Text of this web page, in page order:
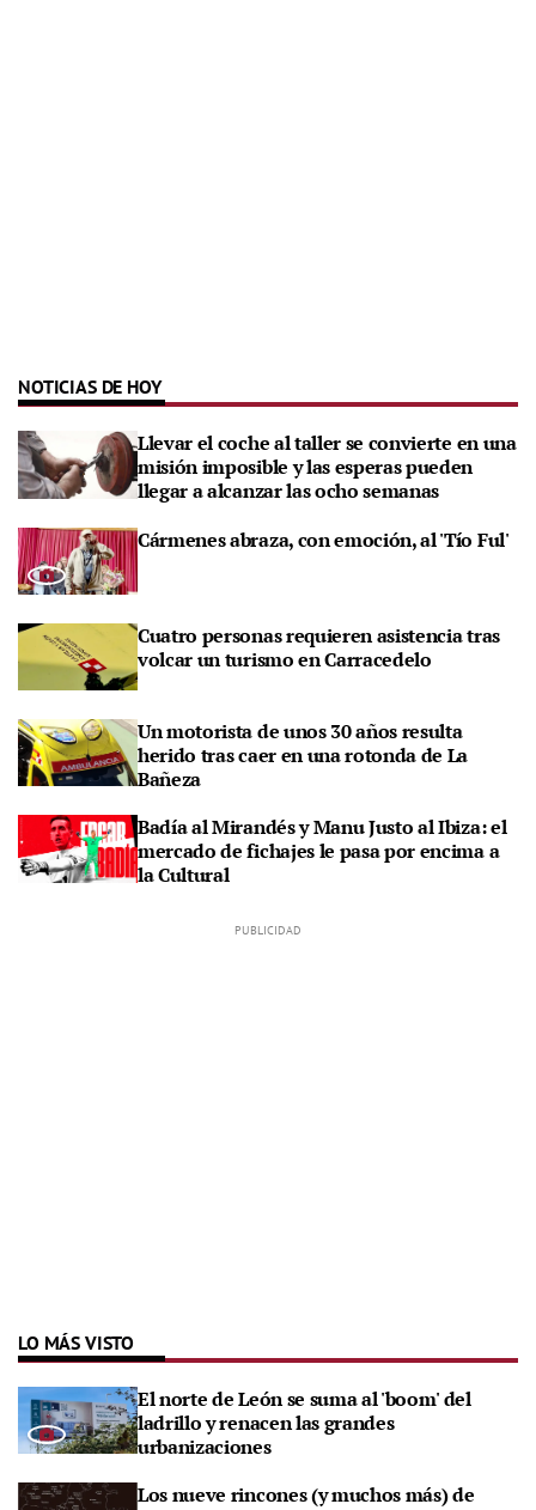
NOTICIAS DE HOY
Llevar el coche al taller se convierte en una
misión imposible y las esperas pueden
llegar a alcanzar las ocho semanas
Cármenes abraza, con emoción, al 'Tío Ful'
Cuatro personas requieren asistencia tras
volcar un turismo en Carracedelo
Un motorista de unos 30 años resulta
herido tras caer en una rotonda de La
Bañeza
Badía al Mirandés y Manu Justo al Ibiza: el
mercado de fichajes le pasa por encima a
la Cultural
LO MÁS VISTO
El norte de León se suma al 'boom' del
ladrillo y renacen las grandes
urbanizaciones
Los nueve rincones (y muchos más) de